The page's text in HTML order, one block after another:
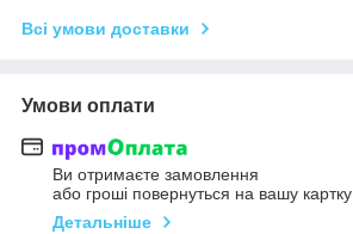
Всі умови доставки
Умови оплати
Ви отримаєте замовлення
або гроші повернуться на вашу картку
Детальніше